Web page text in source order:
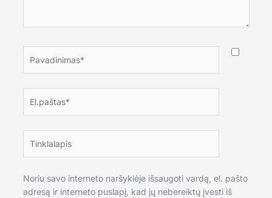
Noriu savo interneto naršyklėje išsaugoti vardą, el. pašto
adresą ir interneto puslapį, kad jų nebereiktų įvesti iš